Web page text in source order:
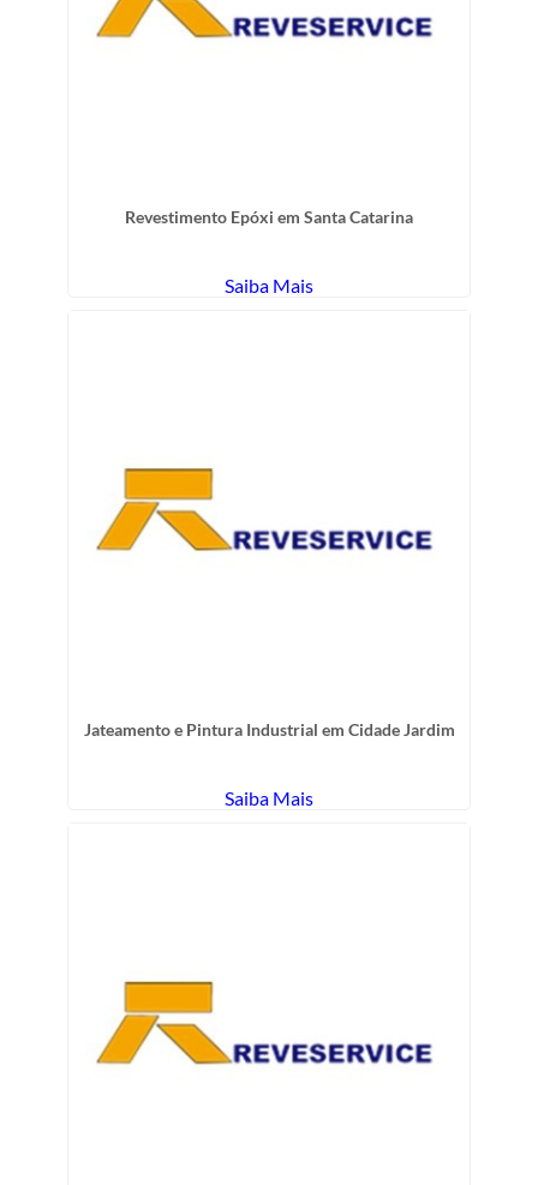
Revestimento Epóxi em Santa Catarina
Saiba Mais
Jateamento e Pintura Industrial em Cidade Jardim
Saiba Mais